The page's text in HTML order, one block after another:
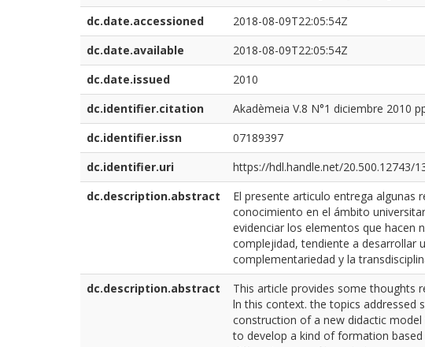
dc.date.accessioned
2018-08-09T22:05:54Z
dc.date.available
2018-08-09T22:05:54Z
dc.date.issued
2010
dc.identifier.citation
Akadèmeia V.8 N°1 diciembre 2010
dc.identifier.issn
07189397
dc.identifier.uri
https://hdl.handle.net/20.500.12743/
dc.description.abstract
El presente articulo entrega algunas
conocimiento en el ámbito
evidenciar los elementos que hacen
complejidad, tendiente a desarrollar
complementariedad y la
dc.description.abstract
This article provides some thoughts
ln this context. the topics addressed
construction of a new didactic
to develop a kind of formation